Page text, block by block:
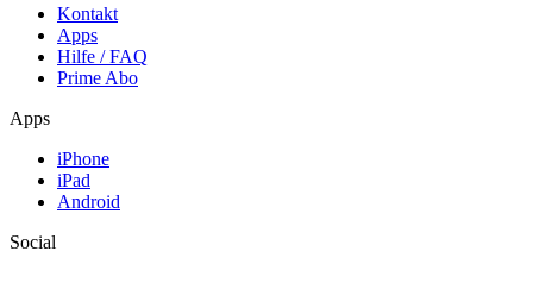
Kontakt
Apps
Hilfe / FAQ
Prime Abo
Apps
iPhone
iPad
Android
Social